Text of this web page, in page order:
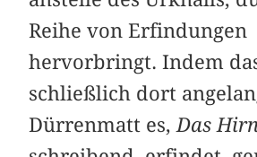
Reihe von Erfindungen
hervorbringt. Indem
schließlich dort
Dürrenmatt es, Das